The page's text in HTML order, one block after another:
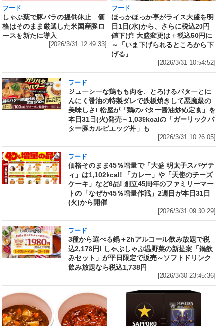
フード
しゃぶ葉で豚バラの提供休止 価
格はそのまま厳選した米国産豚ロ
ースを新たに導入
[2026/3/31 12:49:33]
フード
ほっかほっか亭がライス大盛を明
日1日(水)から、さらに税込20円
値下げ! 大盛変更は＋税込50円に
～「いま下げられるところから下
げる」
[2026/3/31 10:54:52]
フード
ジューシーな鶏もも肉を、とろけるバターとに
んにく醤油の特製ダレで鉄板焼きして悪魔級の
美味しさ! 松屋が「鶏のバター醤油炒め定食」を
本日31日(火)発売～1,039kcalの「ガーリックバ
ター豚カルビエッグ丼」も
[2026/3/31 10:26:05]
フード
価格そのまま45％増量で「大盛 明太子スパゲテ
ィ」は1,102kcal! 「カレー」や「天使のチーズ
ケーキ」など6品! 創立45周年のファミリーマー
トの「なぜか45％増量作戦」2週目が本日31日
(火)から開催
[2026/3/31 09:30:29]
フード
3種から選べる鍋＋2hアルコール飲み放題で税
込2,178円! しゃぶしゃぶ温野菜の新提案「鍋飲
みセット」が平日限定で販売～ソフトドリンク
飲み放題なら税込1,738円
[2026/3/30 23:45:36]